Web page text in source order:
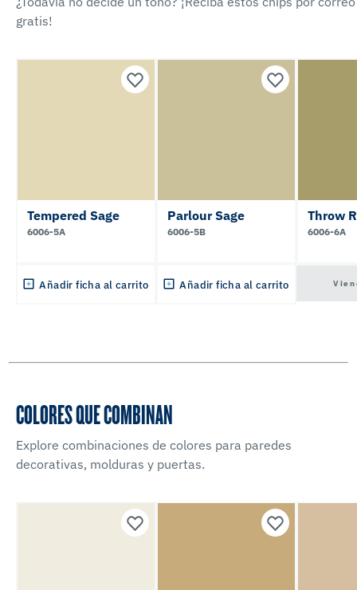
gratis!
Tempered Sage
6006-5A
Añadir ficha al carrito
Parlour Sage
6006-5B
Añadir ficha al carrito
Throw
6006-6A
COLORES QUE COMBINAN
Explore combinaciones de colores para paredes
decorativas, molduras y puertas.